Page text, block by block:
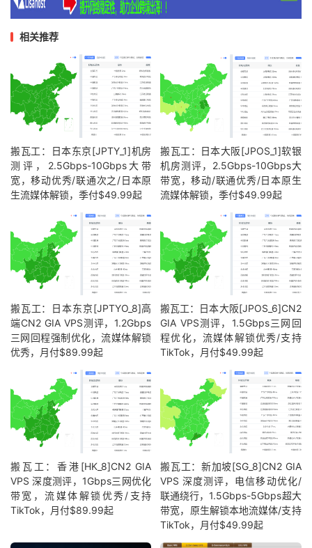
相关推荐
搬瓦工：日本东京[JPTY_1]机房
测评，2.5Gbps-10Gbps大带
宽，移动优秀/联通次之/日本原
生流媒体解锁，季付$49.99起
搬瓦工：日本大阪[JPOS_1]软银
机房测评，2.5Gbps-10Gbps大
带宽，移动/联通优秀/日本原生
流媒体解锁，季付$49.99起
搬瓦工：日本东京[JPTYO_8]高
端CN2 GIA VPS测评，1.2Gbps
三网回程强制优化，流媒体解锁
优秀，月付$89.99起
搬瓦工：日本大阪[JPOS_6]CN2
GIA VPS测评，1.5Gbps三网回
程优化，流媒体解锁优秀/支持
TikTok，月付$49.99起
搬瓦工：香港[HK_8]CN2 GIA
VPS 深度测评，1Gbps三网优化
带宽，流媒体解锁优秀/支持
TikTok，月付$89.99起
搬瓦工：新加坡[SG_8]CN2 GIA
VPS 深度测评，电信移动优化/
联通绕行，1.5Gbps-5Gbps超大
带宽，原生解锁本地流媒体/支持
TikTok，月付$49.99起